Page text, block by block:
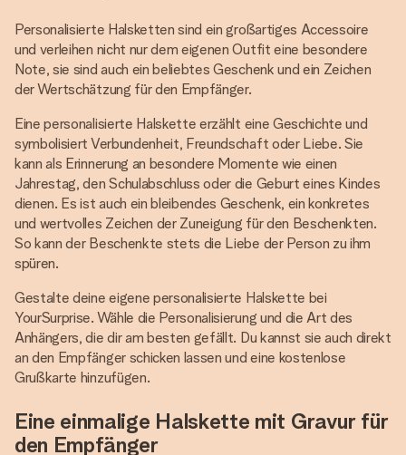
Personalisierte Halsketten sind ein großartiges Accessoire
und verleihen nicht nur dem eigenen Outfit eine besondere
Note, sie sind auch ein beliebtes Geschenk und ein Zeichen
der Wertschätzung für den Empfänger.
Eine personalisierte Halskette erzählt eine Geschichte und
symbolisiert Verbundenheit, Freundschaft oder Liebe. Sie
kann als Erinnerung an besondere Momente wie einen
Jahrestag, den Schulabschluss oder die Geburt eines Kindes
dienen. Es ist auch ein bleibendes Geschenk, ein konkretes
und wertvolles Zeichen der Zuneigung für den Beschenkten.
So kann der Beschenkte stets die Liebe der Person zu ihm
spüren.
Gestalte deine eigene personalisierte Halskette bei
YourSurprise. Wähle die Personalisierung und die Art des
Anhängers, die dir am besten gefällt. Du kannst sie auch direkt
an den Empfänger schicken lassen und eine kostenlose
Grußkarte hinzufügen.
Eine einmalige Halskette mit Gravur für
den Empfänger